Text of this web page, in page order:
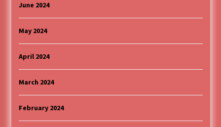
June 2024
May 2024
April 2024
March 2024
February 2024